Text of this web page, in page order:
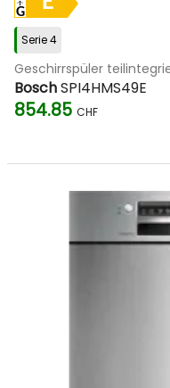
Serie 4
Geschirrspüler
BoschSPI4HMS49E
854.85 CHF